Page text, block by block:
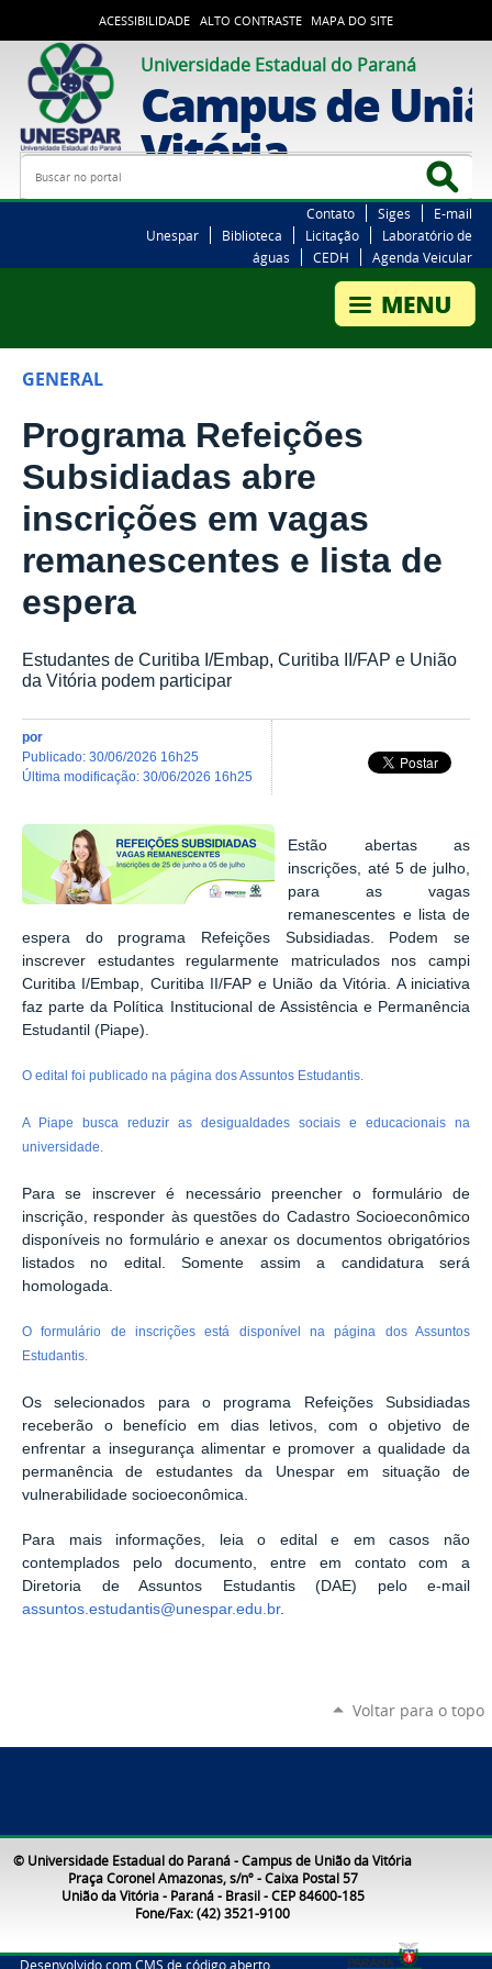
ACESSIBILIDADE ALTO CONTRASTE MAPA DO SITE
Universidade Estadual do Paraná
Campus de
Vitória
Busca
Contato Siges
E-mail
Unespar
Biblioteca Licitação
Laboratório de
águas
CEDH Agenda Veicular
GENERAL
Programa Refeições
Subsidiadas abre
inscrições em vagas
remanescentes e lista de
espera
Estudantes de Curitiba I/Embap, Curitiba II/FAP e União
da Vitória podem participar
por
publicado: 30/06/2026 16h25
última modificação: 30/06/2026 16h25
Estão abertas as
inscrições, até 5 de julho,
para as vagas
remanescentes e lista de
espera do programa Refeições Subsidiadas. Podem se
inscrever estudantes regularmente matriculados nos campi
Curitiba I/Embap, Curitiba II/FAP e União da Vitória. A iniciativa
faz parte da Política Institucional de Assistência e Permanência
Estudantil (Piape).
O edital foi publicado na página dos Assuntos Estudantis.
A Piape busca reduzir as desigualdades sociais e educacionais na
universidade.
Para se inscrever é necessário preencher o formulário de
inscrição, responder às questões do Cadastro Socioeconômico
disponíveis no formulário e anexar os documentos obrigatórios
listados no edital. Somente assim a candidatura será
homologada.
O formulário de inscrições está disponível na página dos Assuntos
Estudantis.
Os selecionados para o programa Refeições Subsidiadas
receberão o benefício em dias letivos, com o objetivo de
enfrentar a insegurança alimentar e promover a qualidade da
permanência de estudantes da Unespar em situação de
vulnerabilidade socioeconômica.
Para mais informações, leia o edital e em casos não
contemplados pelo documento, entre em contato com a
Diretoria de Assuntos Estudantis (DAE) pelo e-mail
assuntos.estudantis@unespar.edu.br.
Voltar para o topo
© Universidade Estadual do Paraná - Campus de União da Vitória
Praça Coronel Amazonas, s/nº - Caixa Postal 57
União da Vitória - Paraná - Brasil - CEP 84600-185
Fone/Fax: (42) 3521-9100
Desenvolvido com CMS de código aberto